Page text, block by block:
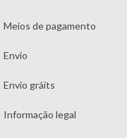
Meios de pagamento
Envio
Envio gráits
Informação legal